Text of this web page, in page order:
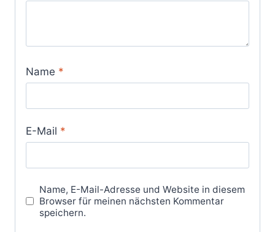
Name *
E-Mail *
Name, E-Mail-Adresse und Website in diesem
Browser für meinen nächsten Kommentar
speichern.